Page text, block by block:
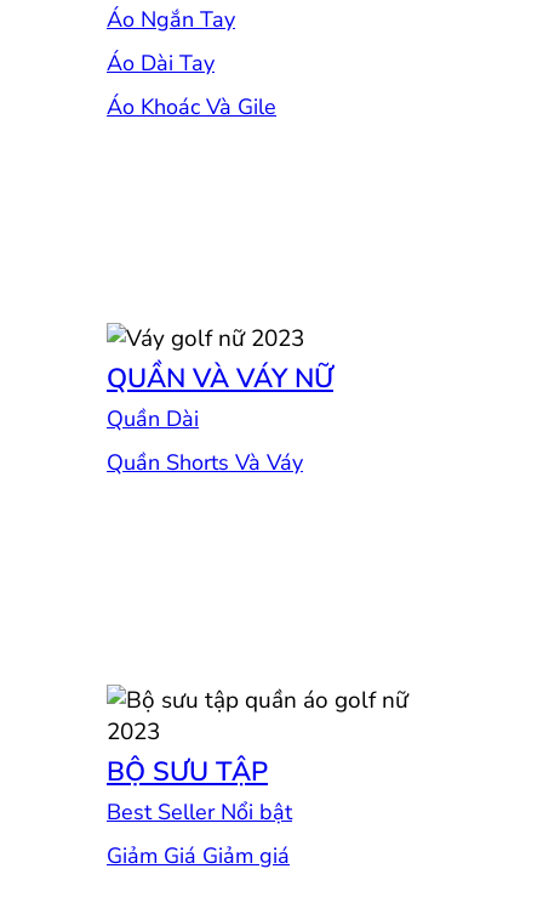
Áo Ngắn Tay
Áo Dài Tay
Áo Khoác Và Gile
QUẦN VÀ VÁY NỮ
Quần Dài
Quần Shorts Và Váy
BỘ SƯU TẬP
Best Seller
Giảm Giá